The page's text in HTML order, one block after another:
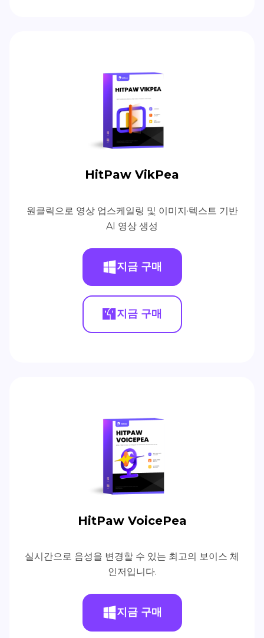
HitPaw VikPea
원클릭으로 영상 업스케일링 및 이미지·텍스트 기반
AI 영상 생성
지금 구매
지금 구매
HitPaw VoicePea
실시간으로 음성을 변경할 수 있는 최고의 보이스 체
인저입니다.
지금 구매